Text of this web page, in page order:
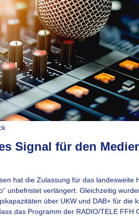
Signal für den
hat die Zulassung für das landesweite
unbefristet verlängert. Gleichzeitig
über UKW und DAB+ für die
das Programm der RADIO/TELE FFH